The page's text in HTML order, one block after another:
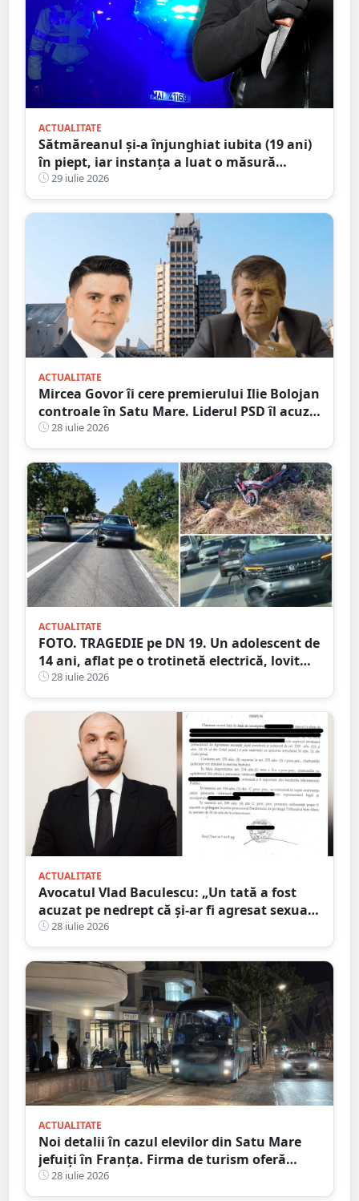
ACTUALITATE
Sătmăreanul și-a înjunghiat iubita (19 ani)
în piept, iar instanța a luat o măsură
radicală
29 iulie 2026
ACTUALITATE
Mircea Govor îi cere premierului Ilie Bolojan
controale în Satu Mare. Liderul PSD îl acuză
pe Adrian Cozma de presiuni politice și cere
verificări ample
28 iulie 2026
ACTUALITATE
FOTO. TRAGEDIE pe DN 19. Un adolescent de
14 ani, aflat pe o trotinetă electrică, lovit
mortal de o mașină
28 iulie 2026
ACTUALITATE
Avocatul Vlad Baculescu: „Un tată a fost
acuzat pe nedrept că și-ar fi agresat sexual
fiica. Viața lui s-a prăbușit înainte ca
justiția să se pronunțe”
28 iulie 2026
ACTUALITATE
Noi detalii în cazul elevilor din Satu Mare
jefuiți în Franța. Firma de turism oferă
explicații
28 iulie 2026